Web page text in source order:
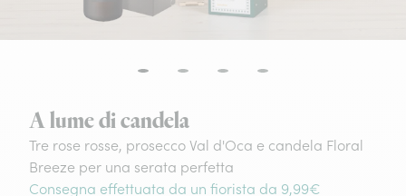
A lume di candela
Tre rose rosse, prosecco Val d'Oca e candela Floral
Breeze per una serata perfetta​
Consegna effettuata da un fiorista da 9,99€